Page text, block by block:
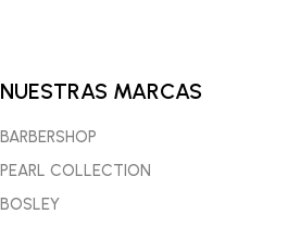
NUESTRAS MARCAS
BARBERSHOP
PEARL COLLECTION
BOSLEY